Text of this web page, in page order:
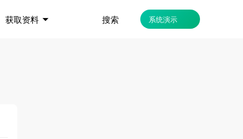
获取资料 搜索 系统演示